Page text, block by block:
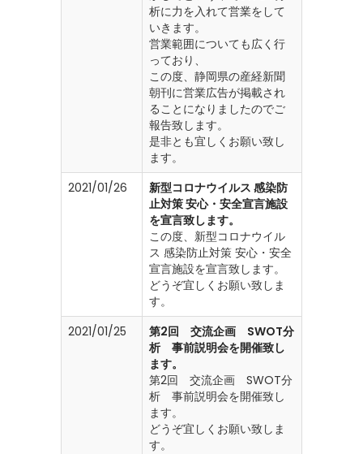
析に力を入れて営業をして
いきます。
営業範囲についても広く行
っており、
この度、静岡県の産経新聞
朝刊に営業広告が掲載され
ることになりましたのでご
報告致します。
是非とも宜しくお願い致し
ます。
2021/01/26
新型コロナウイルス 感染防
止対策 安心・安全宣言施設
を宣言致します。
この度、新型コロナウイル
ス 感染防止対策 安心・安全
宣言施設を宣言致します。
どうぞ宜しくお願い致しま
す。
2021/01/25
第2回 交流企画 SWOT分
析 事前説明会を開催致し
ます。
第2回 交流企画 SWOT分
析 事前説明会を開催致し
ます。
どうぞ宜しくお願い致しま
す。